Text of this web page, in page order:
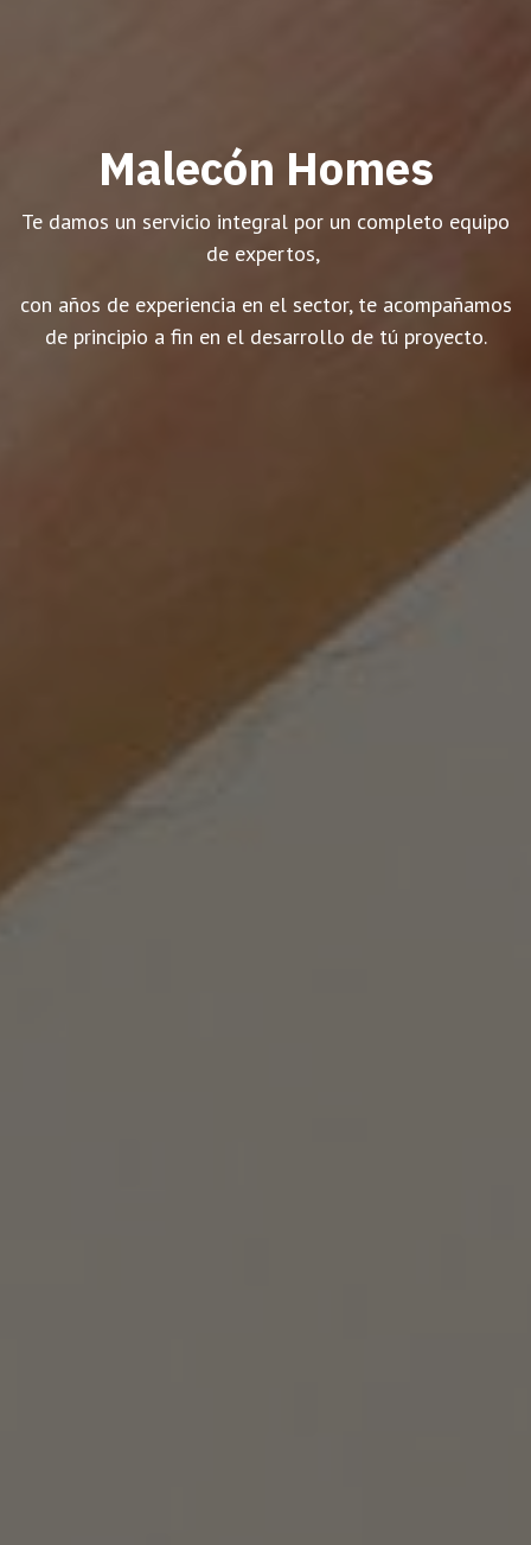
Malecón Homes
Te damos un servicio integral por un completo equipo
de expertos,
con años de experiencia en el sector, te acompañamos
de principio a fin en el desarrollo de tú proyecto.